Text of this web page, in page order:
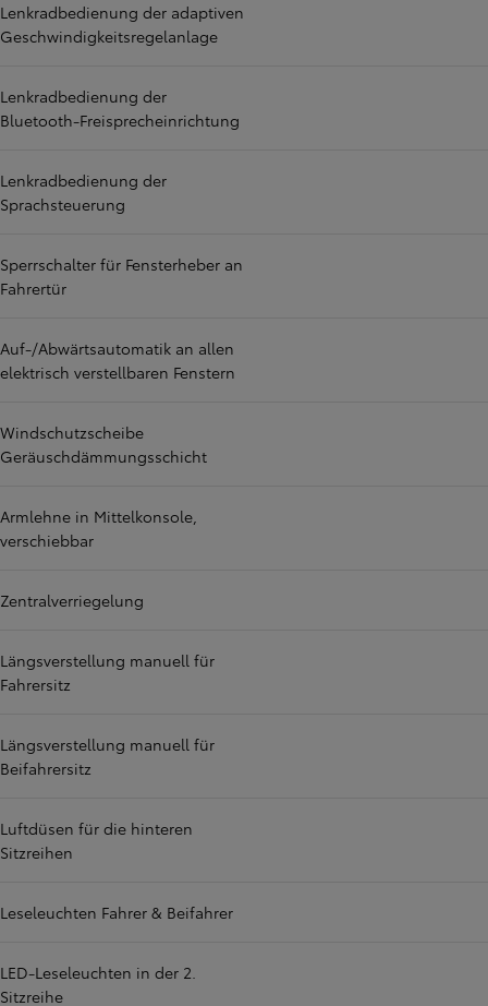
Lenkradbedienung der adaptiven
Geschwindigkeitsregelanlage
Lenkradbedienung der
Bluetooth-Freisprecheinrichtung
Lenkradbedienung der
Sprachsteuerung
Sperrschalter für Fensterheber an
Fahrertür
Auf-/Abwärtsautomatik an allen
elektrisch verstellbaren Fenstern
Windschutzscheibe
Geräuschdämmungsschicht
Armlehne in Mittelkonsole,
verschiebbar
Zentralverriegelung
Längsverstellung manuell für
Fahrersitz
Längsverstellung manuell für
Beifahrersitz
Luftdüsen für die hinteren
Sitzreihen
Leseleuchten Fahrer & Beifahrer
LED-Leseleuchten in der 2.
Sitzreihe